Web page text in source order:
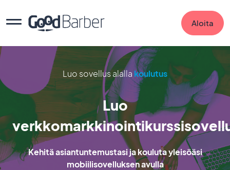
Aloita
Luo sovellus alalla koulutus
Luo
Kehitä asiantuntemustasi ja kouluta yleisöäsi
mobiilisovelluksen avulla